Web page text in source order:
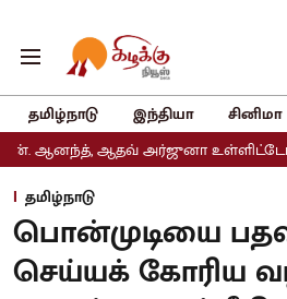
தமிழ்நாடு இந்தியா சினிமா
அர்ஜுனா உள்ளிட்டோர்க்கு முக்கிய
தமிழ்நாடு
பொன்முடியை
செய்யக் கோரிய